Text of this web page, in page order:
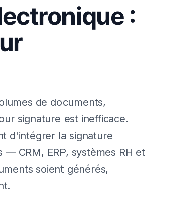
:
de documents,
signature est inefficace.
d'intégrer la signature
CRM, ERP, systèmes RH et
soient générés,